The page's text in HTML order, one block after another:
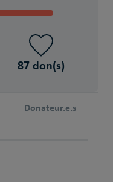
87 don(s)
Donateur.e.s